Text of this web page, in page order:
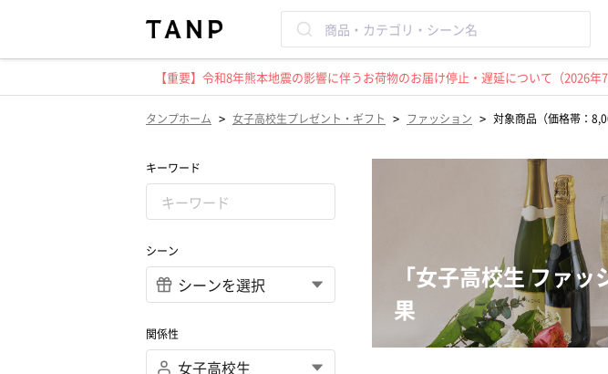
【重要】令和8年熊本地震の影響に伴うお荷物のお届け停止・遅延について（2026年7
タンプホーム > 女子高校生プレゼント・ギフト > ファッション > 対象商品（価格帯：
キーワード
シーン
関係性
「女子高校生 ファ
果